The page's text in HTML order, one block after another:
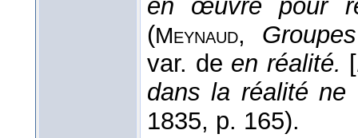
en œuvre pour
(Meynaud,
var. de en réalité. [
dans la réalité ne
1835, p. 165).